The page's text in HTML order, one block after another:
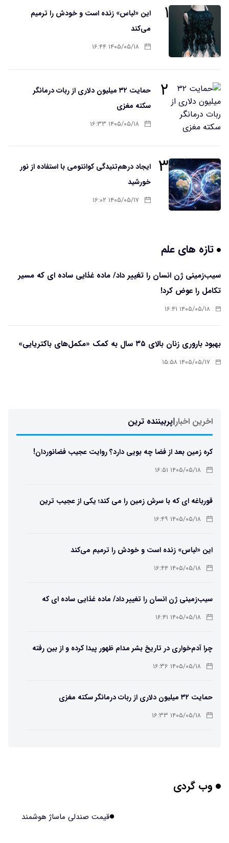
۱
این «لباس» زنده است و خودش را ترمیم
می‌کند
۱۴۰۵/۰۵/۱۸ ۱۶:۴۴
۲
حمایت ۳۲ میلیون دلاری از ربات درمانگر
سکته مغزی
۱۴۰۵/۰۵/۱۸ ۱۶:۳۳
۳
ایجاد درهم‌تنیدگی کوانتومی با استفاده از نور
خورشید
۱۴۰۵/۰۵/۱۷ ۱۶:۰۲
تازه های علم
سیب‌زمینی ژن انسان را تغییر داد/ ماده غذایی ساده ای که مسیر
تکامل را عوض کرد!
۱۴۰۵/۰۵/۱۸ ۱۶:۴۱
بهبود باروری زنان بالای ۳۵ سال به کمک «مکمل‌های باکتریایی»
۱۴۰۵/۰۵/۱۷ ۱۵:۵۸
اخرین اخبار|پربیننده ترین
کره زمین بعد از فضا چه بویی دارد؟ روایت عجیب فضانوردان!
۱۴۰۵/۰۵/۱۸ ۱۶:۵۱
قورباغه ای که با سرش زمین را می کند؛ یکی از عجیب ترین
دوزیستان جهان
۱۴۰۵/۰۵/۱۸ ۱۶:۴۹
این «لباس» زنده است و خودش را ترمیم می‌کند
۱۴۰۵/۰۵/۱۸ ۱۶:۴۴
سیب‌زمینی ژن انسان را تغییر داد/ ماده غذایی ساده ای که
مسیر تکامل را عوض کرد!
۱۴۰۵/۰۵/۱۸ ۱۶:۴۱
چرا آدم‌خواری در تاریخ بشر مدام ظهور پیدا کرده و از بین رفته
است؟۱۴۰۵/۰۵/۱۸ ۱۶:۳۶
حمایت ۳۲ میلیون دلاری از ربات درمانگر سکته مغزی
۱۴۰۵/۰۵/۱۸ ۱۶:۳۳
واضح‌ترین تصاویر تاریخ از سطح خورشید؛ رصد مستقیم موتور
محرک طوفان‌های فضایی/ ویدئویی از قلب منظومه شمسی و
وب گردی
قیمت صندلی ماساژ هوشمند